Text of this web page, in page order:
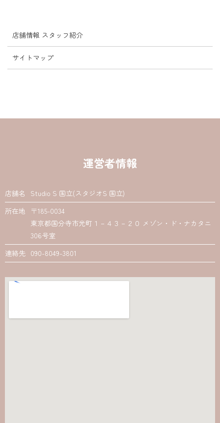
店舗情報 スタッフ紹介
サイトマップ
運営者情報
店舗名
Studio S 国立(スタジオS 国立)
所在地
〒185-0034
東京都国分寺市光町１－４３－２０ メゾン・ド・ナカタニ
306号室
連絡先 090-8049-3801